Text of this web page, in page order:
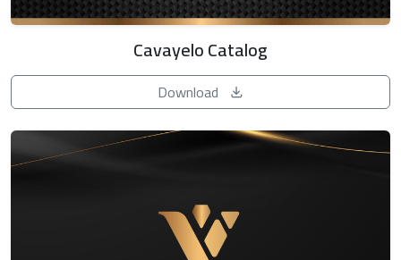
Cavayelo Catalog
Download